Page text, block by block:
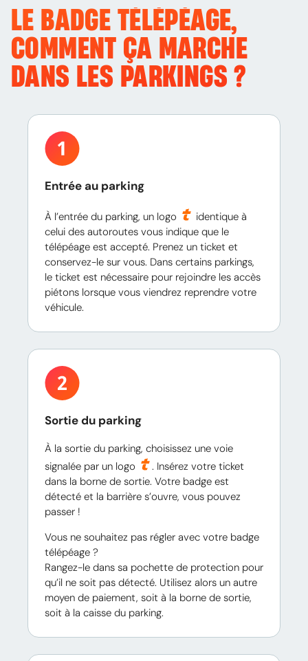
LE BADGE TÉLÉPÉAGE,
COMMENT ÇA MARCHE
DANS LES PARKINGS ?
Entrée au parking
À l’entrée du parking, un logo
identique à
celui des autoroutes vous indique que le
télépéage est accepté. Prenez un ticket et
conservez-le sur vous. Dans certains parkings,
le ticket est nécessaire pour rejoindre les accès
piétons lorsque vous viendrez reprendre votre
véhicule.
Sortie du parking
À la sortie du parking, choisissez une voie
signalée par un logo
. Insérez votre ticket
dans la borne de sortie. Votre badge est
détecté et la barrière s’ouvre, vous pouvez
passer !
Vous ne souhaitez pas régler avec votre badge
télépéage ?
Rangez-le dans sa pochette de protection pour
qu’il ne soit pas détecté. Utilisez alors un autre
moyen de paiement, soit à la borne de sortie,
soit à la caisse du parking.